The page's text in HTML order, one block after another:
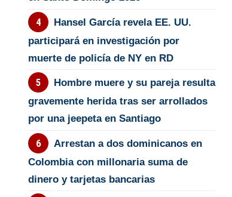
Hansel García revela EE. UU.
participará en investigación por
muerte de policía de NY en RD
Hombre muere y su pareja resulta
gravemente herida tras ser arrollados
por una jeepeta en Santiago
Arrestan a dos dominicanos en
Colombia con millonaria suma de
dinero y tarjetas bancarias